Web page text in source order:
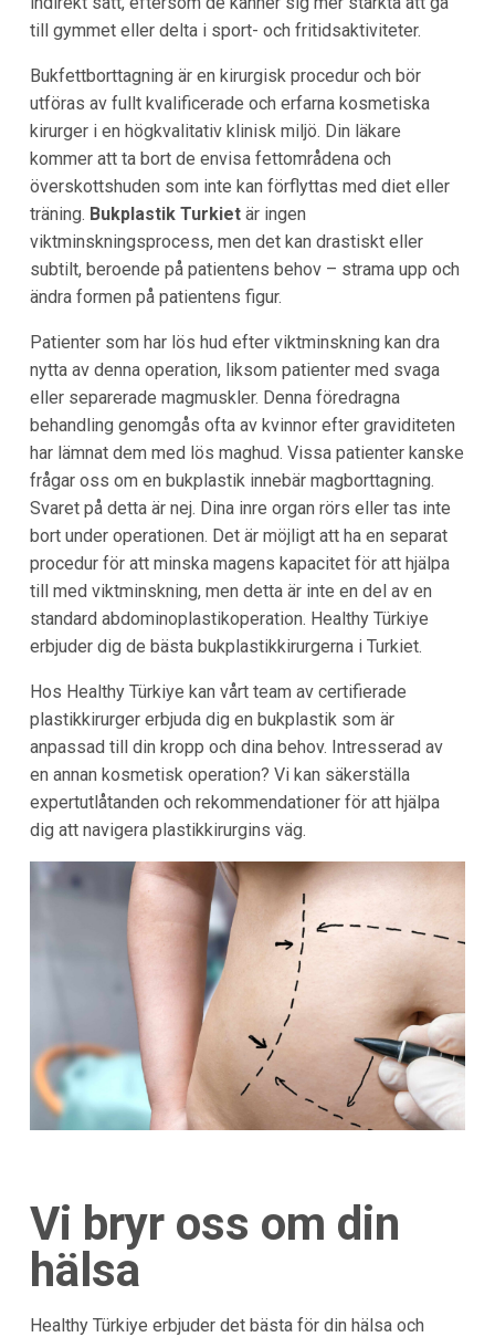
till gymmet eller delta i sport- och fritidsaktiviteter.
Bukfettborttagning är en kirurgisk procedur och bör
utföras av fullt kvalificerade och erfarna kosmetiska
kirurger i en högkvalitativ klinisk miljö. Din läkare
kommer att ta bort de envisa fettområdena och
överskottshuden som inte kan förflyttas med diet eller
träning. Bukplastik Turkietär ingen
viktminskningsprocess, men det kan drastiskt eller
subtilt, beroende på patientens behov – strama upp och
ändra formen på patientens figur.
Patienter som har lös hud efter viktminskning kan dra
nytta av denna operation, liksom patienter med svaga
eller separerade magmuskler. Denna föredragna
behandling genomgås ofta av kvinnor efter graviditeten
har lämnat dem med lös maghud. Vissa patienter kanske
frågar oss om en bukplastik innebär magborttagning.
Svaret på detta är nej. Dina inre organ rörs eller tas inte
bort under operationen. Det är möjligt att ha en separat
procedur för att minska magens kapacitet för att hjälpa
till med viktminskning, men detta är inte en del av en
standard abdominoplastikoperation. Healthy Türkiye
erbjuder dig de bästa bukplastikkirurgerna i Turkiet.
Hos Healthy Türkiye kan vårt team av certifierade
plastikkirurger erbjuda dig en bukplastik som är
anpassad till din kropp och dina behov. Intresserad av
en annan kosmetisk operation? Vi kan säkerställa
expertutlåtanden och rekommendationer för att hjälpa
dig att navigera plastikkirurgins väg.
Vi bryr oss om din
hälsa
Healthy Türkiye erbjuder det bästa för din hälsa och